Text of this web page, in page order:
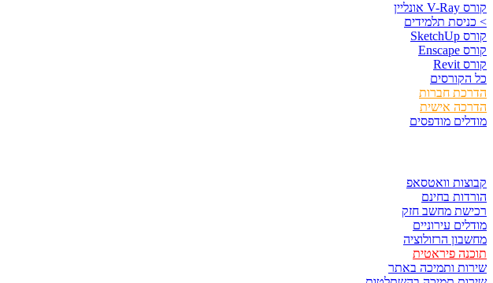
קורס V-Ray אונליין
> כניסת תלמידים
קורס SketchUp
קורס Enscape
קורס Revit
כל הקורסים
הדרכת חברות
הדרכה אישית
מודלים מודפסים
קבוצות וואטסאפ
הורדות בחינם
רכישת מחשב חזק
מודלים עירוניים
מחשבון הרזולוציה
תוכנה פיראטית
שירות ותמיכה באתר